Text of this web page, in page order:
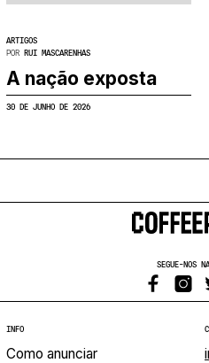
ARTIGOS
POR RUI MASCARENHAS
A nação exposta
30 DE JUNHO DE 2026
SEGUE-NOS
INFO
Como anunciar